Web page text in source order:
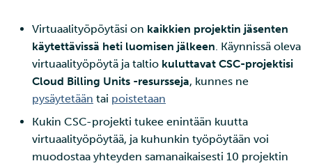
Virtuaalityöpöytäsi on kaikkien projektin jäsenten
käytettävissä heti luomisen jälkeen . Käynnissä oleva
virtuaalityöpöytä ja taltio kuluttavat CSC-projektisi
Cloud Billing Units -resursseja, kunnes ne
pysäytetään tai poistetaan
Kukin CSC-projekti tukee enintään kuutta
virtuaalityöpöytää, ja kuhunkin työpöytään voi
muodostaa yhteyden samanaikaisesti 10 projektin